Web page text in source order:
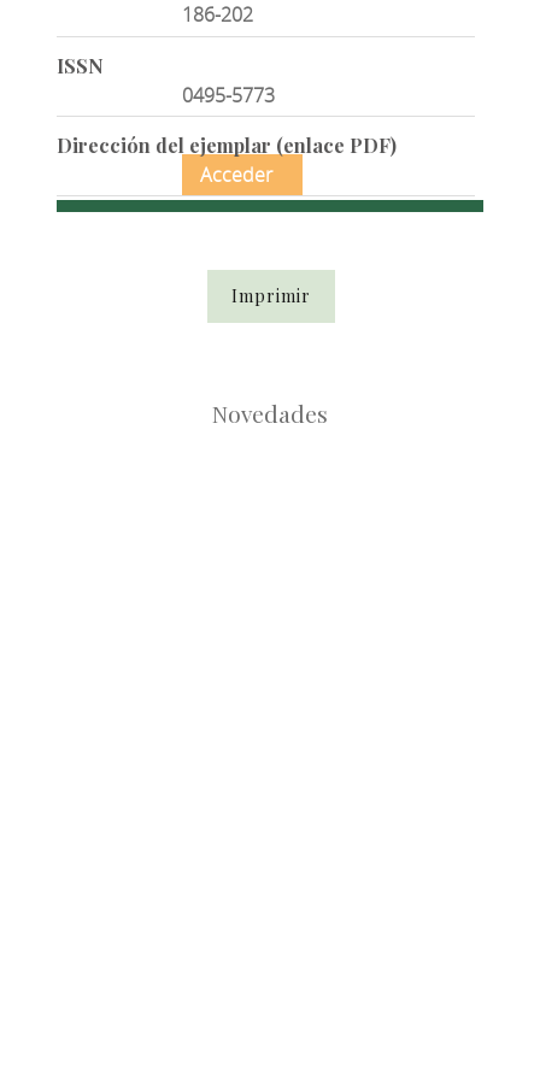
186-202
ISSN
0495-5773
Dirección del ejemplar (enlace PDF)
Acceder
Imprimir
Novedades